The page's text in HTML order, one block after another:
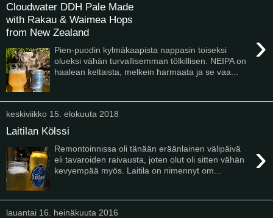
Cloudwater DDH Pale Made
with Rakau & Waimea Hops
from New Zealand
›
Pien-puodin kylmäkaapista nappasin toiseksi
olueksi vähän turvallisemman tölkillisen. NEIPA on
haalean keltaista, melkein harmaata ja se vaa...
keskiviikko 15. elokuuta 2018
Laitilan Kölssi
›
Remontoinnissa oli tänään eräänlainen välipäivä
eli tavaroiden raivausta, joten olut oli sitten vähän
kevyempää myös. Laitila on nimennyt om...
lauantai 16. heinäkuuta 2016